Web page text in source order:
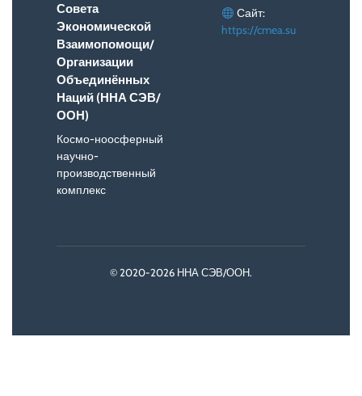
Совета
Экономической
Взаимопомощи/
Организации
Объединённых
Наций (ННА СЭВ/
ООН)
Космо-ноосферный
научно-
производственный
комплекс
Сайт:
https://cmea.su
© 2020-2026 ННА СЭВ/ООН.